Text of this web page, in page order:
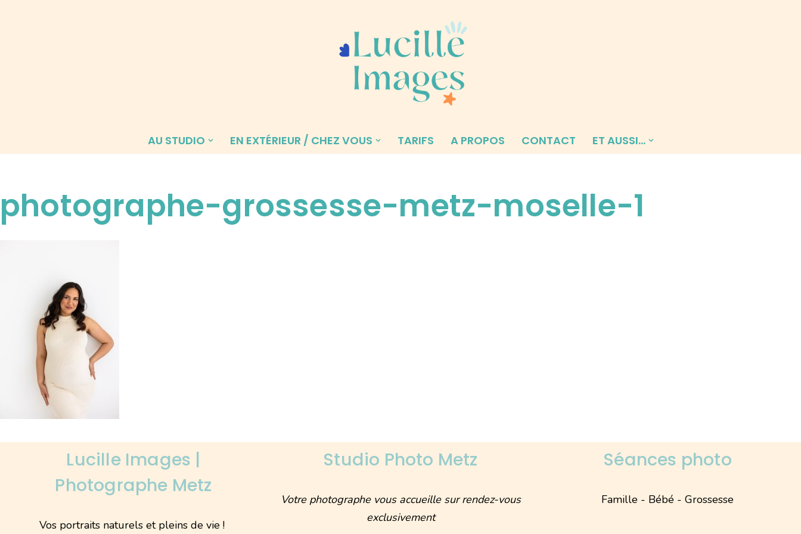
AU STUDIO EN EXTÉRIEUR / CHEZ VOUS TARIFS A PROPOS CONTACT ET AUSSI…
photographe-grossesse-metz-moselle-1
Lucille Images |
Photographe Metz
Vos portraits naturels et pleins de vie !
Studio Photo Metz
Votre photographe vous accueille sur rendez-vous
exclusivement
Séances photo
Famille - Bébé - Grossesse